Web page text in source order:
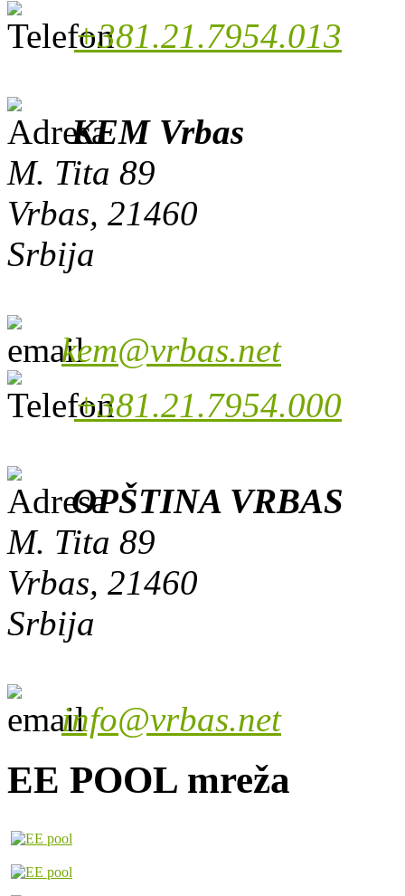
+381.21.7954.013
KEM Vrbas
M. Tita 89
Vrbas, 21460
Srbija
kem@vrbas.net
+381.21.7954.000
OPŠTINA VRBAS
M. Tita 89
Vrbas, 21460
Srbija
info@vrbas.net
EE POOL mreža